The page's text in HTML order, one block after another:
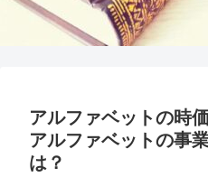
アルファベットの時
アルファベットの事
は？